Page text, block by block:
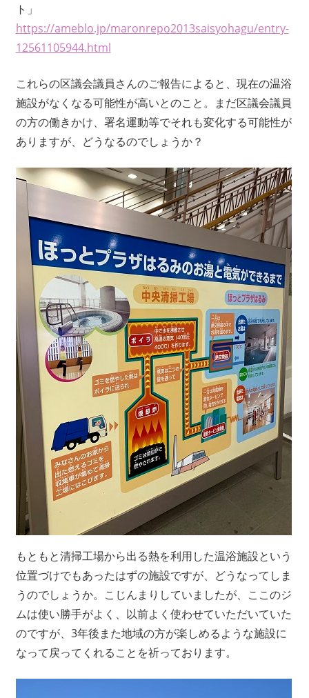
ト」
https://ameblo.jp/maronrepo2013saisyohagu/entry-
12561105944.html
これらの区議会議員さんのご報告によると、現在の温浴
施設がなくなる可能性が高いとのこと。まだ区議会議員
の方の働きかけ、署名運動等でそれも変化する可能性が
ありますが、どうなるのでしょうか？
もともと清掃工場から出る熱を利用した温浴施設という
位置づけでもあったはずの施設ですが、どうなってしま
うのでしょうか。こじんまりしていましたが、ここのジ
ムは使い勝手がよく、以前よく使わせていただいていた
のですが、3年後また地域の方が楽しめるような施設に
なって戻ってくれることを祈っております。